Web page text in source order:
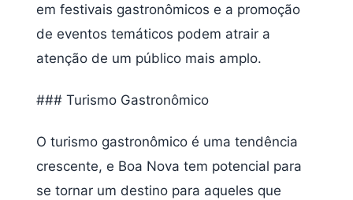
em festivais gastronômicos e a promoção
de eventos temáticos podem atrair a
atenção de um público mais amplo.
### Turismo Gastronômico
O turismo gastronômico é uma tendência
crescente, e Boa Nova tem potencial para
se tornar um destino para aqueles que